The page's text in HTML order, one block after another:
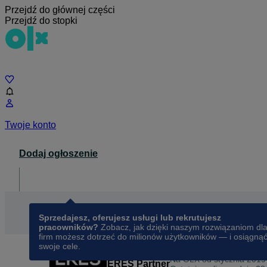
Przejdź do głównej części
Przejdź do stopki
Twoje konto
Dodaj ogłoszenie
Sprzedajesz, oferujesz usługi lub rekrutujesz
pracowników? Zobacz, jak dzięki naszym rozwiązaniom dla
firm możesz dotrzeć do milionów użytkowników — i osiągnąć
swoje cele.
ERES PartnerNa OLX odstycznia 2019